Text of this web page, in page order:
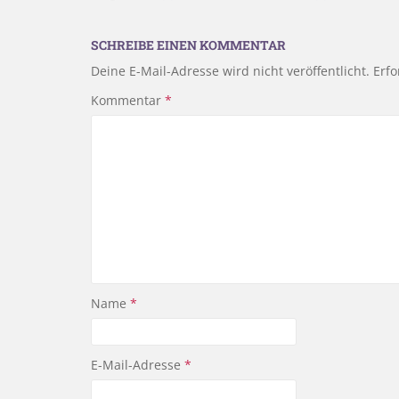
SCHREIBE EINEN KOMMENTAR
Deine E-Mail-Adresse wird nicht veröffentlicht.
Kommentar *
Name *
E-Mail-Adresse *